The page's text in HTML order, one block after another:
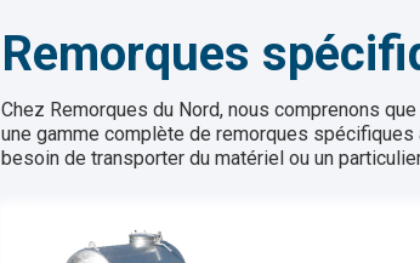
Remorques
Chez Remorques du Nord, nous comprenons
une gamme complète de remorques
besoin de transporter du matériel ou un